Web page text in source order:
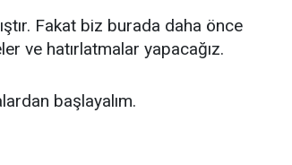
Fakat biz burada daha önce
ve hatırlatmalar yapacağız.
başlayalım.